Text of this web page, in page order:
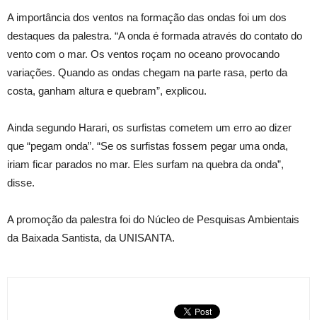
A importância dos ventos na formação das ondas foi um dos
destaques da palestra. “A onda é formada através do contato do
vento com o mar. Os ventos roçam no oceano provocando
variações. Quando as ondas chegam na parte rasa, perto da
costa, ganham altura e quebram”, explicou.
Ainda segundo Harari, os surfistas cometem um erro ao dizer
que “pegam onda”. “Se os surfistas fossem pegar uma onda,
iriam ficar parados no mar. Eles surfam na quebra da onda”,
disse.
A promoção da palestra foi do Núcleo de Pesquisas Ambientais
da Baixada Santista, da UNISANTA.